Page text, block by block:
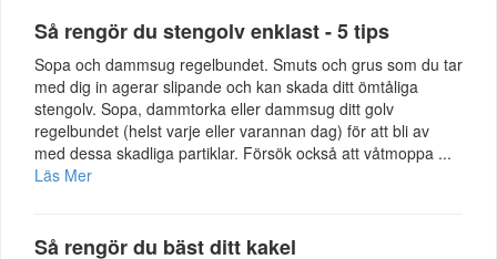
Så rengör du stengolv enklast - 5 tips
Sopa och dammsug regelbundet. Smuts och grus som du tar
med dig in agerar slipande och kan skada ditt ömtåliga
stengolv. Sopa, dammtorka eller dammsug ditt golv
regelbundet (helst varje eller varannan dag) för att bli av
med dessa skadliga partiklar. Försök också att våtmoppa ...
Läs Mer
Så rengör du bäst ditt kakel